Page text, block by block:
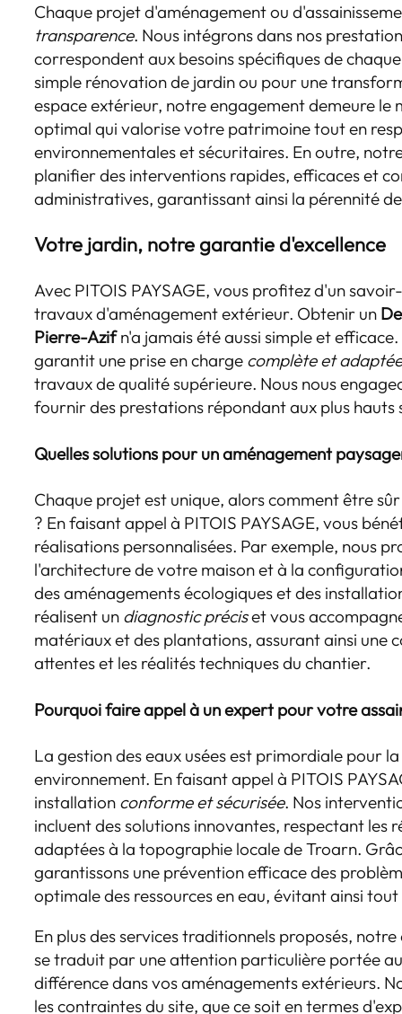
Chaque projet d'aménagement ou
transparence. Nous intégrons dans nos
correspondent aux besoins spécifiques de
simple rénovation de jardin ou pour une
espace extérieur, notre engagement demeure le
optimal qui valorise votre patrimoine tout en
environnementales et sécuritaires. En outre,
planifier des interventions rapides, efficaces et
administratives, garantissant ainsi la pérennité
Votre jardin, notre garantie d'excellence
Avec PITOIS PAYSAGE, vous profitez d'un
travaux d'aménagement extérieur. Obtenir un
Pierre-Azifn'a jamais été aussi simple et
garantit une prise en charge complète et
travaux de qualité supérieure. Nous nous
fournir des prestations répondant aux plus
Quelles solutions pour un aménagement
Chaque projet est unique, alors comment être
? En faisant appel à PITOIS PAYSAGE, vous
réalisations personnalisées. Par exemple, nous
l'architecture de votre maison et à la
des aménagements écologiques et des
réalisent un diagnostic préciset vous
matériaux et des plantations, assurant ainsi une
attentes et les réalités techniques du chantier.
Pourquoi faire appel à un expert pour votre
La gestion des eaux usées est primordiale pour
environnement. En faisant appel à PITOIS
installation conforme et sécurisée. Nos
incluent des solutions innovantes, respectant les
adaptées à la topographie locale de Troarn.
garantissons une prévention efficace des
optimale des ressources en eau, évitant ainsi
En plus des services traditionnels proposés,
se traduit par une attention particulière portée
différence dans vos aménagements extérieurs.
les contraintes du site, que ce soit en termes